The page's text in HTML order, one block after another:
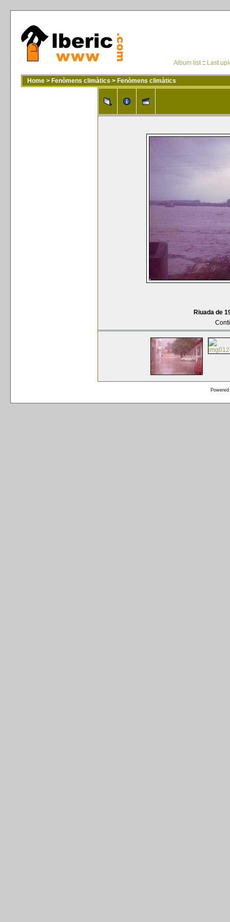
Album list:: Last
Home > Fenòmens climàtics > Fenòmens climàtics
Riuada de